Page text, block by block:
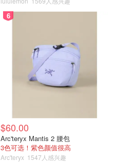
6
$60.00
Arc'teryx Mantis 2 腰包
3色可选！紫色颜值很高
Arc'teryx 1547人感兴趣